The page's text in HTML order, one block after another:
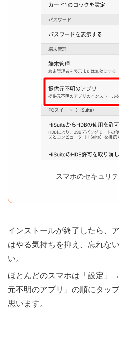
スマホのセキュリ
インストールが終了したら、
はやる気持ちを抑え、忘れな
い。
ほとんどのスマホは「設定
元不明のアプリ」の順にタッ
思います。